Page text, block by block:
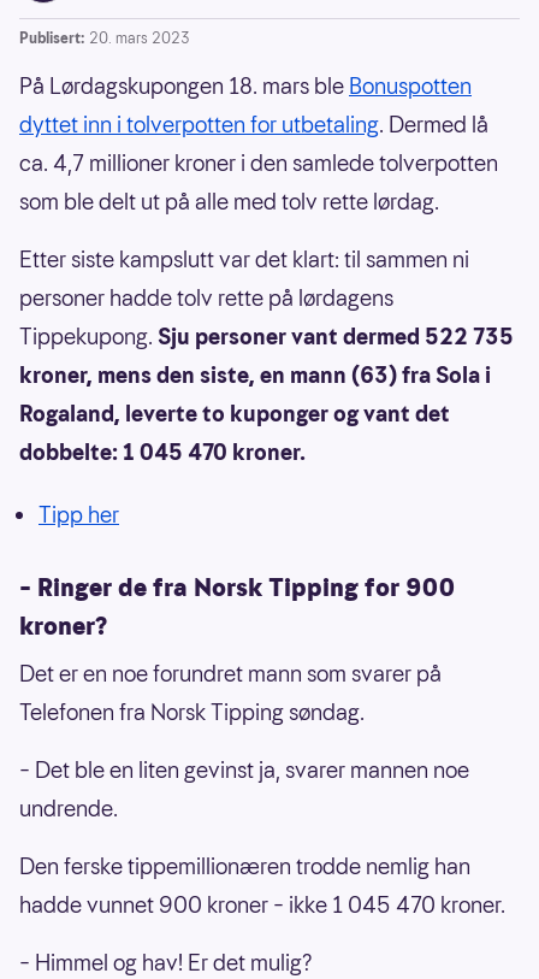
Publisert: 20. mars 2023
På Lørdagskupongen 18. mars ble Bonuspotten
dyttet inn i tolverpotten for utbetaling. Dermed lå
ca. 4,7 millioner kroner i den samlede tolverpotten
som ble delt ut på alle med tolv rette lørdag.
Etter siste kampslutt var det klart: til sammen ni
personer hadde tolv rette på lørdagens
Tippekupong. Sju personer vant dermed 522 735
kroner, mens den siste, en mann (63) fra Sola i
Rogaland, leverte to kuponger og vant det
dobbelte: 1 045 470 kroner.
Tipp her
– Ringer de fra Norsk Tipping for 900
kroner?
Det er en noe forundret mann som svarer på
Telefonen fra Norsk Tipping søndag.
– Det ble en liten gevinst ja, svarer mannen noe
undrende.
Den ferske tippemillionæren trodde nemlig han
hadde vunnet 900 kroner – ikke 1 045 470 kroner.
– Himmel og hav! Er det mulig?